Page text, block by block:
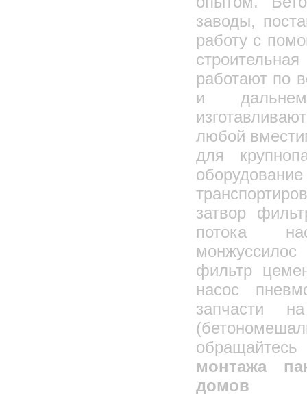
заводы,
работу с
работают по
и
любой
для
затвор
потока
фильтр
насос
запчасти
монтажа
домов